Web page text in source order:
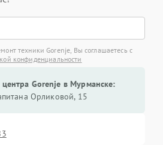
техники Gorenje, Вы соглашаетесь с
конфиденциальности
центра Gorenje в Мурманске:
Орликовой, 15